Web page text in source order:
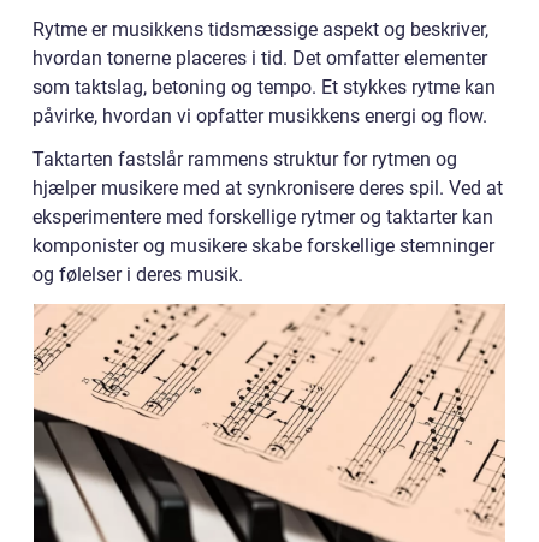
Rytme er musikkens tidsmæssige aspekt og beskriver,
hvordan tonerne placeres i tid. Det omfatter elementer
som taktslag, betoning og tempo. Et stykkes rytme kan
påvirke, hvordan vi opfatter musikkens energi og flow.
Taktarten fastslår rammens struktur for rytmen og
hjælper musikere med at synkronisere deres spil. Ved at
eksperimentere med forskellige rytmer og taktarter kan
komponister og musikere skabe forskellige stemninger
og følelser i deres musik.